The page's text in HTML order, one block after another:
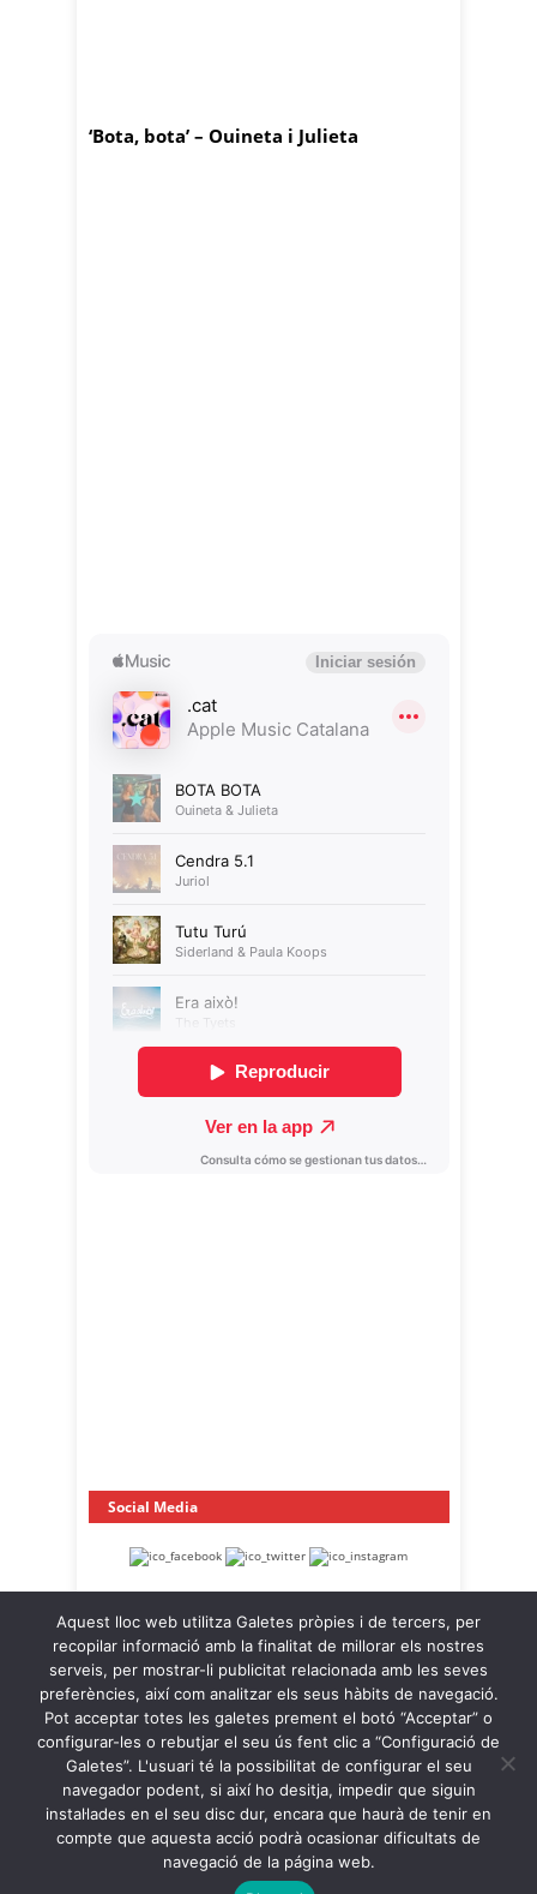
‘Bota, bota’ – Ouineta i Julieta
Social Media
OnaCat.Ràdio -- Powered by OnaCat.Ràdio
Notícies A la Carta
OnaCat.Ràdio Directe
Agenda
Contacte
Política de Privacitat
Política de Galetes
Back to Top ↑
Aquest lloc web utilitza Galetes pròpies i de tercers, per
recopilar informació amb la finalitat de millorar els nostres
serveis, per mostrar-li publicitat relacionada amb les seves
preferències, així com analitzar els seus hàbits de navegació.
Pot acceptar totes les galetes prement el botó “Acceptar” o
configurar-les o rebutjar el seu ús fent clic a “Configuració de
Galetes”. L'usuari té la possibilitat de configurar el seu
navegador podent, si així ho desitja, impedir que siguin
instal·lades en el seu disc dur, encara que haurà de tenir en
compte que aquesta acció podrà ocasionar dificultats de
navegació de la página web.